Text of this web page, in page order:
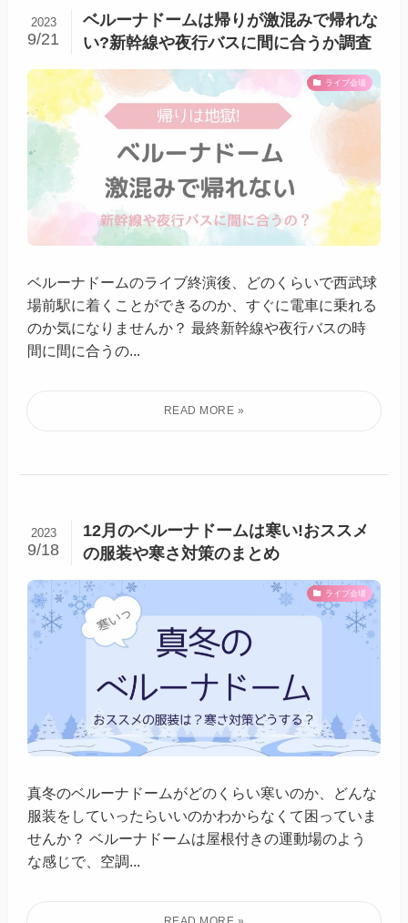
ベルーナドームは帰りが激混みで帰れな
い?新幹線や夜行バスに間に合うか調査
2023
9/21
ライブ会場
ベルーナドームのライブ終演後、どのくらいで西武球
場前駅に着くことができるのか、すぐに電車に乗れる
のか気になりませんか？ 最終新幹線や夜行バスの時
間に間に合うの...
12月のベルーナドームは寒い!おススメ
の服装や寒さ対策のまとめ
2023
9/18
ライブ会場
真冬のベルーナドームがどのくらい寒いのか、どんな
服装をしていったらいいのかわからなくて困っていま
せんか？ ベルーナドームは屋根付きの運動場のよう
な感じで、空調...